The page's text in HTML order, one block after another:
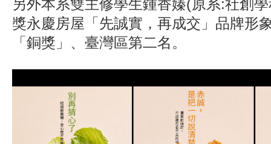
另外本系雙主修學生鍾香嫀(原系:社創
獎永慶房屋「先誠實，再成交」品牌形
「銅獎」、臺灣區第二名。